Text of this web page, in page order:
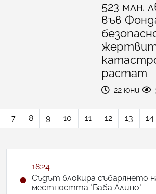
523 млн.
във
растат
22 юни
7 8 9 10 11 12 13 14
18:24
Съдът блокира събарянето
местността "Баба Алино"